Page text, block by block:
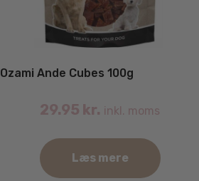
Ozami Ande Cubes 100g
29.95 kr. inkl. moms
Læs mere